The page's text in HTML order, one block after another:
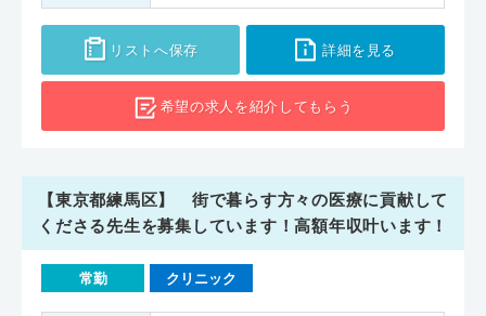
リストへ保存 詳細を見る
希望の求人を紹介してもらう
【東京都練馬区】 街で暮らす方々の医療に貢献して
くださる先生を募集しています！高額年収叶います！
常勤 クリニック